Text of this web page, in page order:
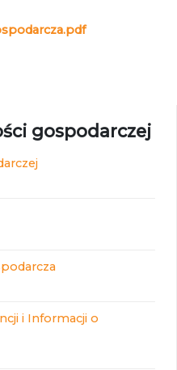
gospodarczej
i Informacji o